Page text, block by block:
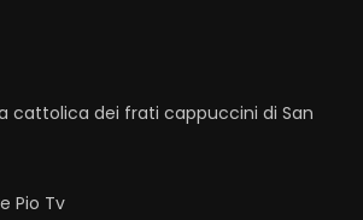
cattolica dei frati cappuccini di San
Pio Tv